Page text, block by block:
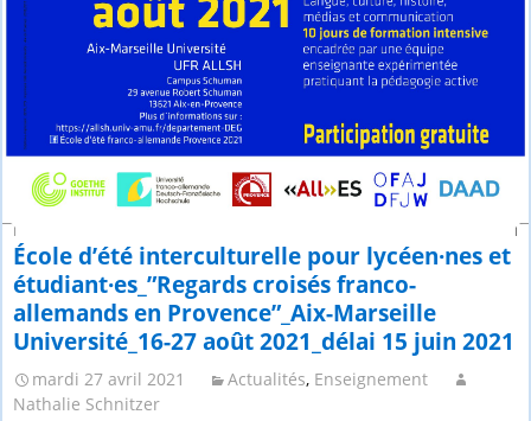
École d’été interculturelle pour lycéen·nes et
étudiant·es_”Regards croisés franco-
allemands en Provence”_Aix-Marseille
Université_16-27 août 2021_délai 15 juin 2021
mardi 27 avril 2021 Actualités, Enseignement
Nathalie Schnitzer